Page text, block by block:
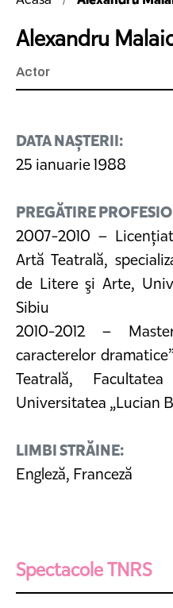
Alexandru
Actor
DATA NAȘTERII:
25 ianuarie 1988
PREGĂTIRE
2007-2010 –
Artă Teatrală,
de Litere şi Arte,
Sibiu
2010-2012 –
caracterelor
Teatrală,
Universitatea „Lucian
LIMBI STRĂINE:
Engleză, Franceză
Spectacole TNRS